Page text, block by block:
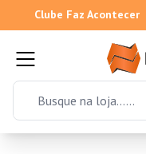
Clube Faz Acontecer